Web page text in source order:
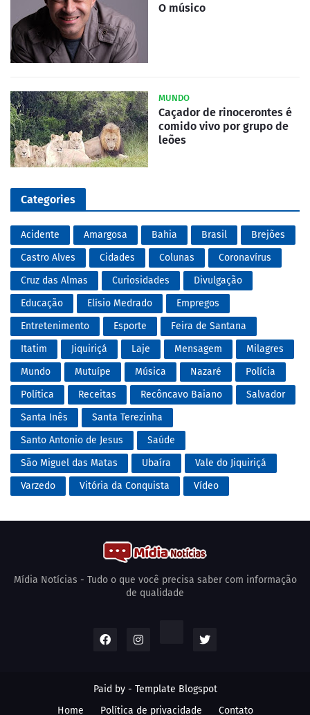
O músico
MUNDO
Caçador de rinocerontes é
comido vivo por grupo de
leões
Categories
Acidente Amargosa Bahia Brasil
Brejões
Castro Alves
Cidades Colunas
Coronavírus
Cruz das Almas
Curiosidades
Divulgação
Educação
Elísio Medrado
Empregos
Entretenimento
Esporte
Feira de Santana
Itatim
Jiquiriçá Laje Mensagem
Milagres
Mundo
Mutuípe Música Nazaré
Polícia
Política
Receitas Recôncavo Baiano
Salvador
Santa Inês
Santa Terezinha
Santo Antonio de Jesus
Saúde
São Miguel das Matas
Ubaíra
Vale do Jiquiriçá
Varzedo
Vitória da Conquista Vídeo
Mídia Notícias - Tudo o que você precisa saber com informação
de qualidade
Paid by - Template Blogspot
Home
Política de privacidade Contato